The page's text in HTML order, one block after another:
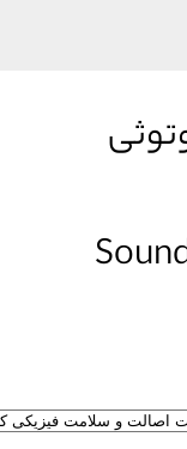
۲,۰۶۰,۰۰۰ تومان